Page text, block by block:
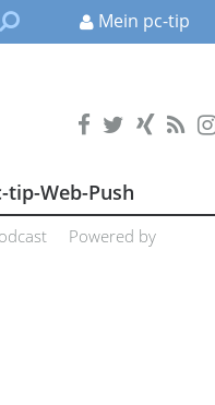
Mein pc-tip
tip-Web-Push
Powered by